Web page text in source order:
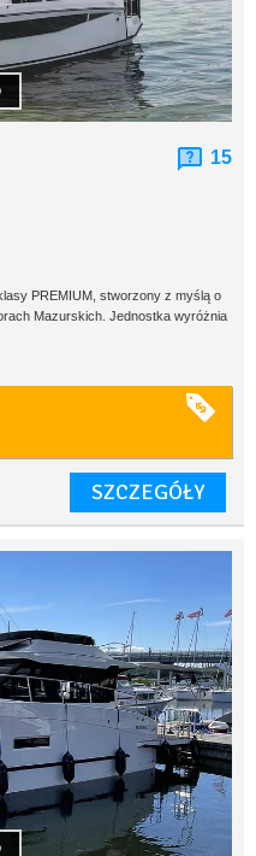
15
PREMIUM, stworzony z myślą o
Mazurskich. Jednostka wyróżnia
SZCZEGÓŁY